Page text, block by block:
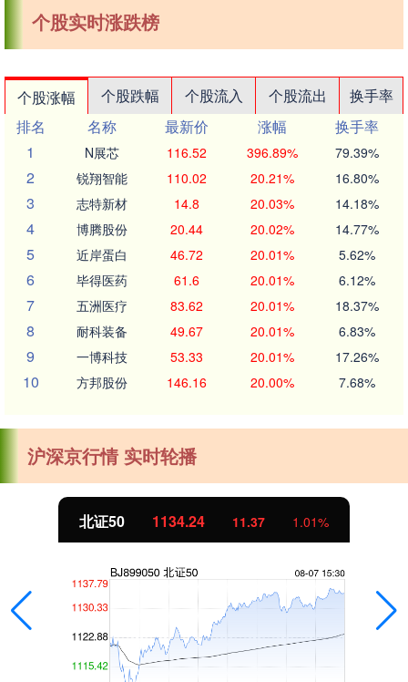
个股实时涨跌榜
个股涨幅 个股跌幅 个股流入 个股流出
换手率
排名
名称 最新价 涨幅
换手率
1
N展芯 116.52 396.89% 79.39%
2 锐翔智能 110.02 20.21% 16.80%
3 志特新材 14.8 20.03% 14.18%
4 博腾股份 20.44 20.02% 14.77%
5 近岸蛋白 46.72 20.01% 5.62%
6 毕得医药 61.6 20.01% 6.12%
7 五洲医疗 83.62 20.01% 18.37%
8 耐科装备 49.67 20.01% 6.83%
9 一博科技 53.33 20.01% 17.26%
10 方邦股份 146.16 20.00% 7.68%
沪深京行情 实时轮播
北证50 1134.24 11.37 1.01%